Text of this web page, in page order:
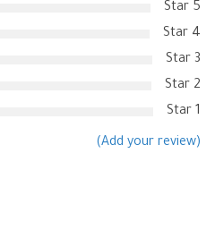
5 Star
4 Star
3 Star
2 Star
1 Star
(Add your review)